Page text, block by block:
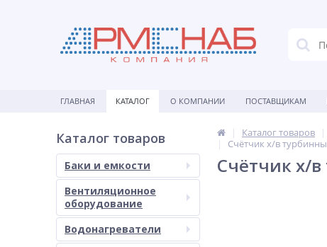
ГЛАВНАЯ КАТАЛОГ О КОМПАНИИ ПОСТАВЩИКАМ
Каталог товаров
Баки и емкости
Вентиляционное
оборудование
Водонагреватели
Каталог товаров
Счётчик х/в
Счётчик х/